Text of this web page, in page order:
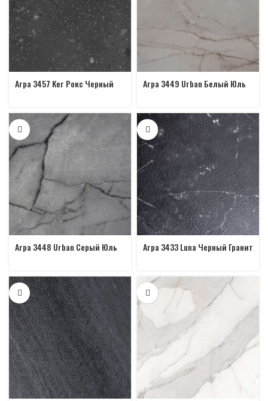
Arpa 3457 Ker Рокс Черный Arpa 3449 Urban Белый Юль
Arpa 3448 Urban Серый Юль Arpa 3433 Luna Черный Гранит